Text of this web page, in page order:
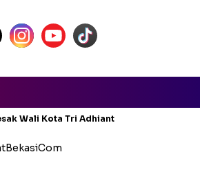
Wali Kota Tri Adhianto Lapor ke